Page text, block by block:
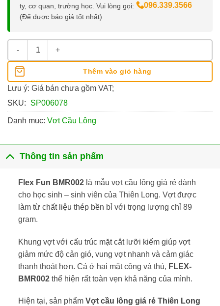
ty, cơ quan, trường học. Vui lòng gọi:
096.339.3566
(Để được báo giá tốt nhất)
Vợt Cầu Lông Thiên Long Flex Fun BMR002 số lượng
Thêm vào giỏ hàng
Lưu ý: Giá bán chưa gồm VAT;
SKU:
SP006078
Danh mục: Vợt Cầu Lông
Thông tin sản phẩm
Flex Fun BMR002 là mẫu vợt cầu lông giá rẻ dành
cho học sinh – sinh viên của Thiên Long. Vợt được
làm từ chất liệu thép bền bỉ với trọng lượng chỉ 89
gram.
Khung vợt với cấu trúc mặt cắt lưỡi kiếm giúp vợt
giảm mức độ cản gió, vung vợt nhanh và cảm giác
thanh thoát hơn. Cả ở hai mặt công và thủ, FLEX-
BMR002 thể hiện rất toàn vẹn khả năng của mình.
Hiện tại, sản phẩm Vợt cầu lông giá rẻ Thiên Long